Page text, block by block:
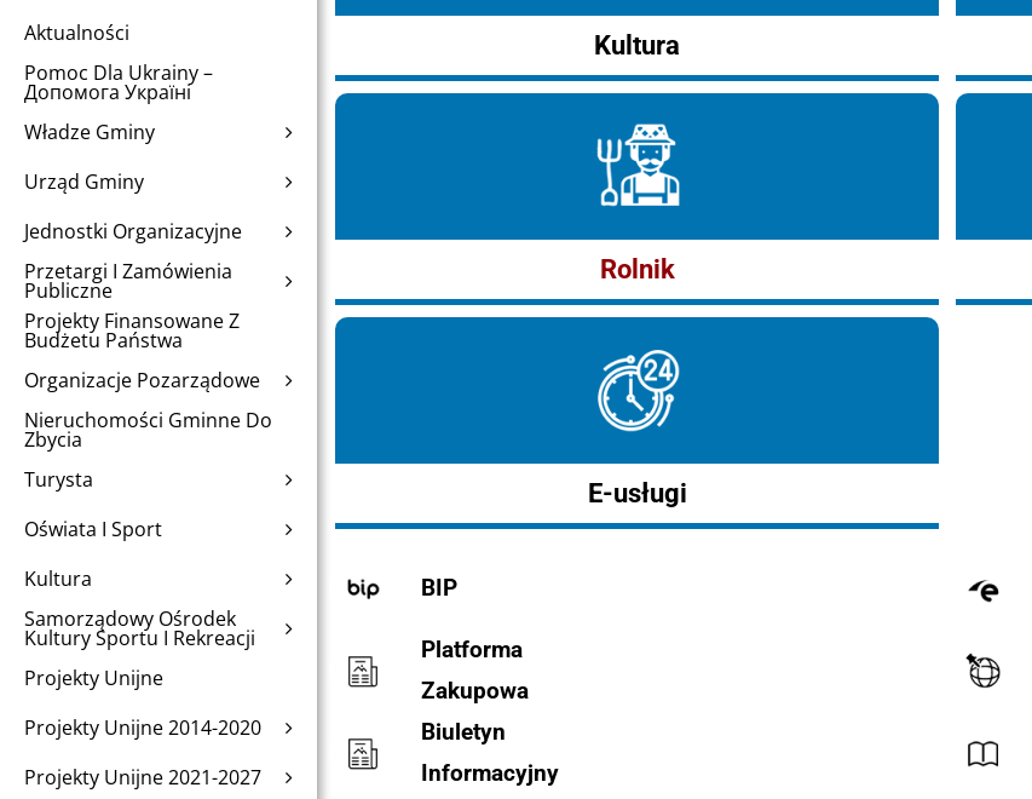
Aktualności
Pomoc Dla Ukrainy –
Допомога Україні
Władze Gminy
Urząd Gminy
Jednostki Organizacyjne
Przetargi I Zamówienia
Publiczne
Projekty Finansowane Z
Budżetu Państwa
Organizacje Pozarządowe
Nieruchomości Gminne Do
Zbycia
Turysta
Oświata I Sport
Kultura
Samorządowy Ośrodek
Kultury Sportu I Rekreacji
Projekty Unijne
Projekty Unijne 2014-2020
Projekty Unijne 2021-2027
Kultura
Rolnik
E-usługi
BIP
Platforma
Zakupowa
Biuletyn
Informacyjny